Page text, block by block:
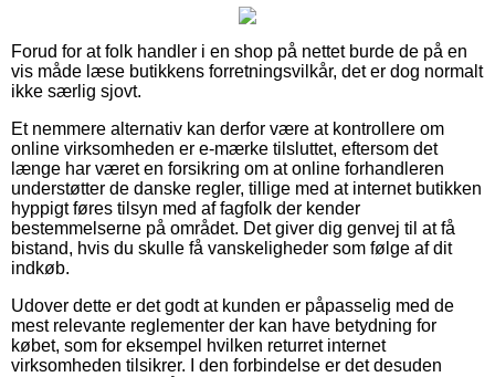
Forud for at folk handler i en shop på nettet burde de på en
vis måde læse butikkens forretningsvilkår, det er dog normalt
ikke særlig sjovt.
Et nemmere alternativ kan derfor være at kontrollere om
online virksomheden er e-mærke tilsluttet, eftersom det
længe har været en forsikring om at online forhandleren
understøtter de danske regler, tillige med at internet butikken
hyppigt føres tilsyn med af fagfolk der kender
bestemmelserne på området. Det giver dig genvej til at få
bistand, hvis du skulle få vanskeligheder som følge af dit
indkøb.
Udover dette er det godt at kunden er påpasselig med de
mest relevante reglementer der kan have betydning for
købet, som for eksempel hvilken returret internet
virksomheden tilsikrer. I den forbindelse er det desuden